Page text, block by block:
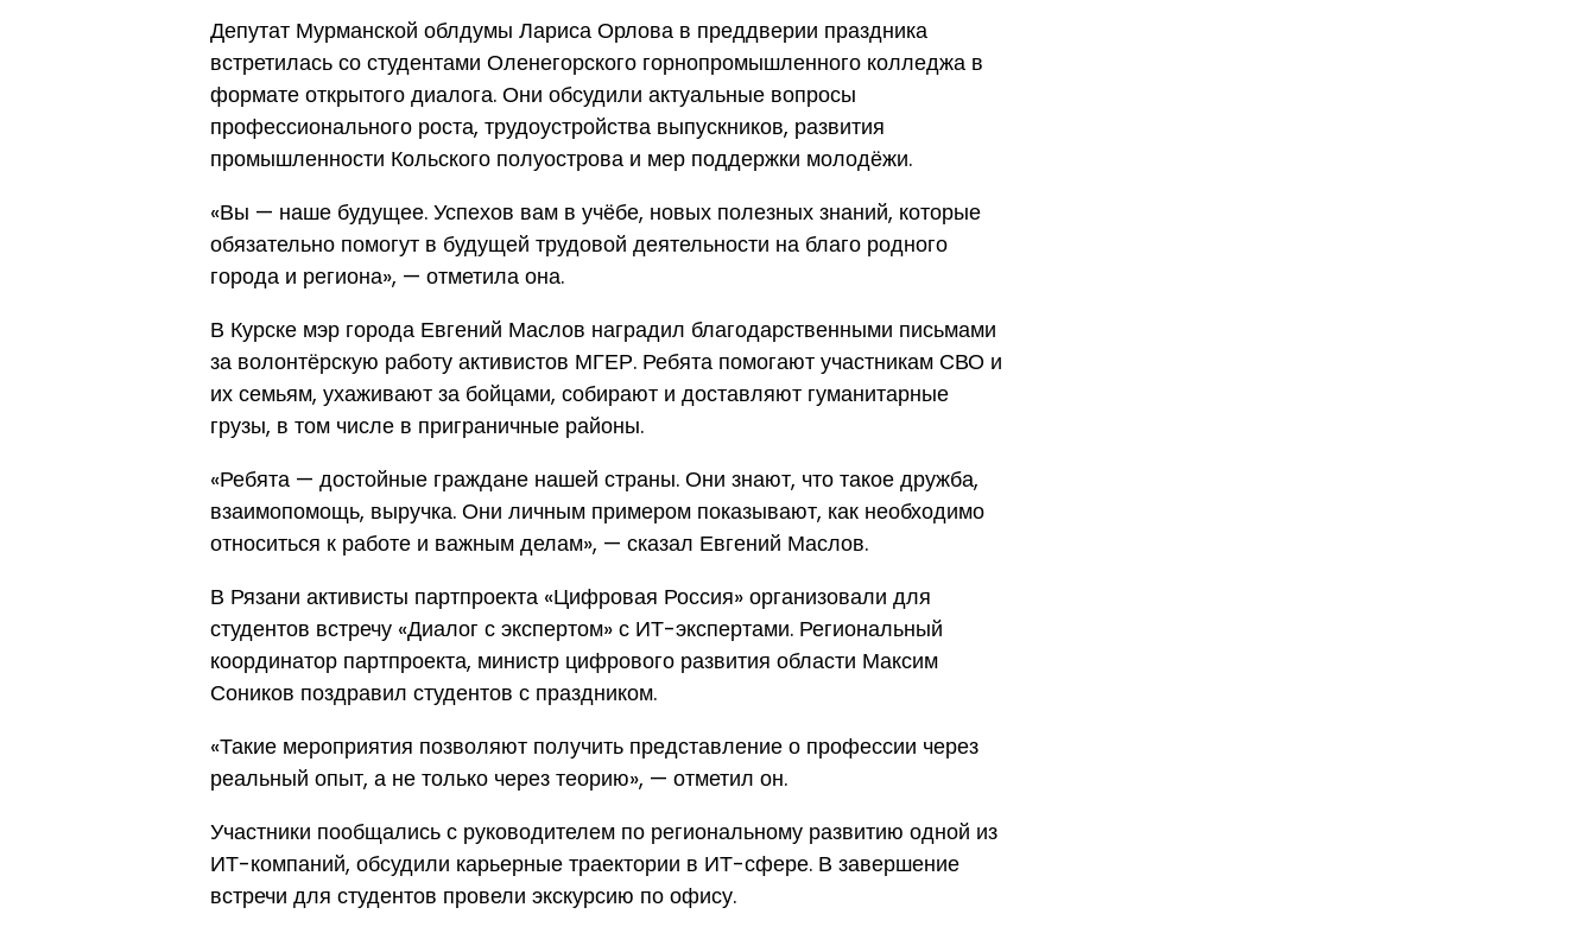
Депутат Мурманской облдумы Лариса Орлова в преддверии праздника
встретилась со студентами Оленегорского горнопромышленного колледжа в
формате открытого диалога. Они обсудили актуальные вопросы
профессионального роста, трудоустройства выпускников, развития
промышленности Кольского полуострова и мер поддержки молодёжи.
«Вы — наше будущее. Успехов вам в учёбе, новых полезных знаний, которые
обязательно помогут в будущей трудовой деятельности на благо родного
города и региона», — отметила она.
В Курске мэр города Евгений Маслов наградил благодарственными письмами
за волонтёрскую работу активистов МГЕР. Ребята помогают участникам СВО и
их семьям, ухаживают за бойцами, собирают и доставляют гуманитарные
грузы, в том числе в приграничные районы.
«Ребята — достойные граждане нашей страны. Они знают, что такое дружба,
взаимопомощь, выручка. Они личным примером показывают, как необходимо
относиться к работе и важным делам», — сказал Евгений Маслов.
В Рязани активисты партпроекта «Цифровая Россия» организовали для
студентов встречу «Диалог с экспертом» с ИТ-экспертами. Региональный
координатор партпроекта, министр цифрового развития области Максим
Соников поздравил студентов с праздником.
«Такие мероприятия позволяют получить представление о профессии через
реальный опыт, а не только через теорию», — отметил он.
Участники пообщались с руководителем по региональному развитию одной из
ИТ-компаний, обсудили карьерные траектории в ИТ-сфере. В завершение
встречи для студентов провели экскурсию по офису.